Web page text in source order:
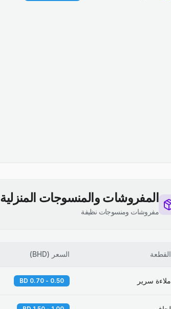
المفروشات والمنسوجات المنزلية
مفروشات ومنسوجات نظيفة
القطعة السعر (
BHD
)
ملاءة سرير 0.50 - 0.70 BD